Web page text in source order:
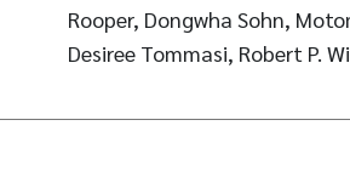
Rooper, Dongwha Sohn,
Desiree Tommasi, Robert P.